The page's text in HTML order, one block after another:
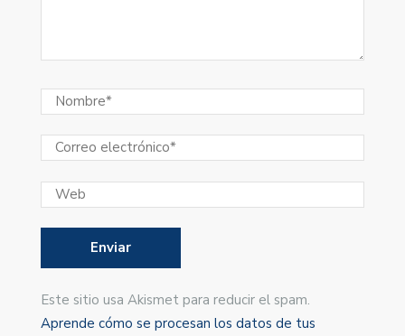
Este sitio usa Akismet para reducir el spam.
Aprende cómo se procesan los datos de tus